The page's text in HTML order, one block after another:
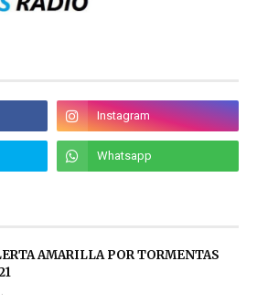
AMARILLA POR TORMENTAS